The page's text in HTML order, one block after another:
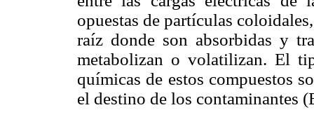
opuestas de partículas
raíz donde son absorbidas y
metabolizan o volatilizan. El
químicas de estos compuestos
el destino de los contaminantes